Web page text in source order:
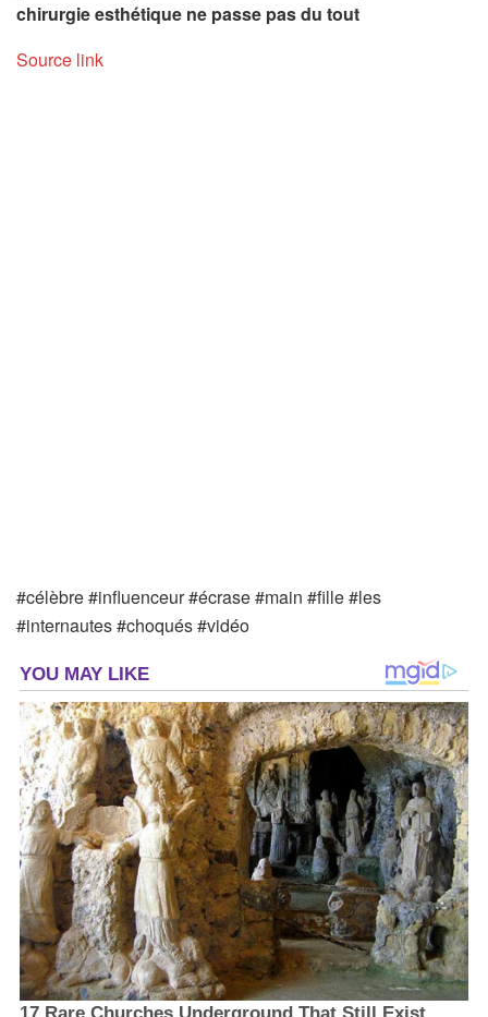
chirurgie esthétique ne passe pas du tout
Source link
#célèbre #influenceur #écrase #main #fille #les
#internautes #choqués #vidéo